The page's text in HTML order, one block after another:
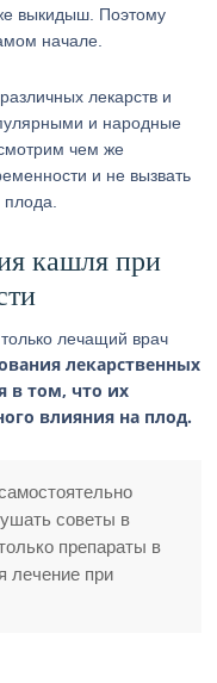
выкидыш. Поэтому
начале.
лекарств и
и народные
чем же
и не вызвать
кашля при
лечащий врач
лекарственных
в том, что их
влияния на плод.
советы в
препараты в
лечение при